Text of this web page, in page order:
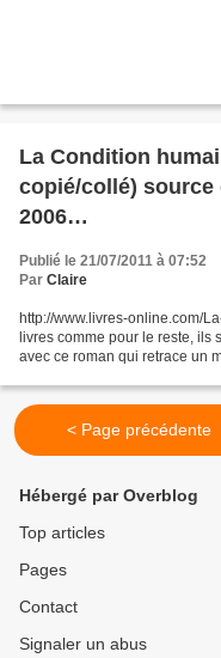
La Condition
copié/collé) source
2006
http://
index.html
Publié le 21/07/2011 à 07:52
Par Claire
http://www.livres-online.com/
livres comme pour le reste, ils
avec ce roman qui retrace un
< Page précédente
Hébergé par Overblog
Top articles
Pages
Contact
Signaler un abus